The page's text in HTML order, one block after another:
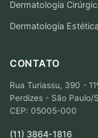
Dermatologia
Dermatologia Estética
CONTATO
Rua Turiassu, 390 -
Perdizes - São Paulo/
CEP: 05005-000
(11) 3864-1816